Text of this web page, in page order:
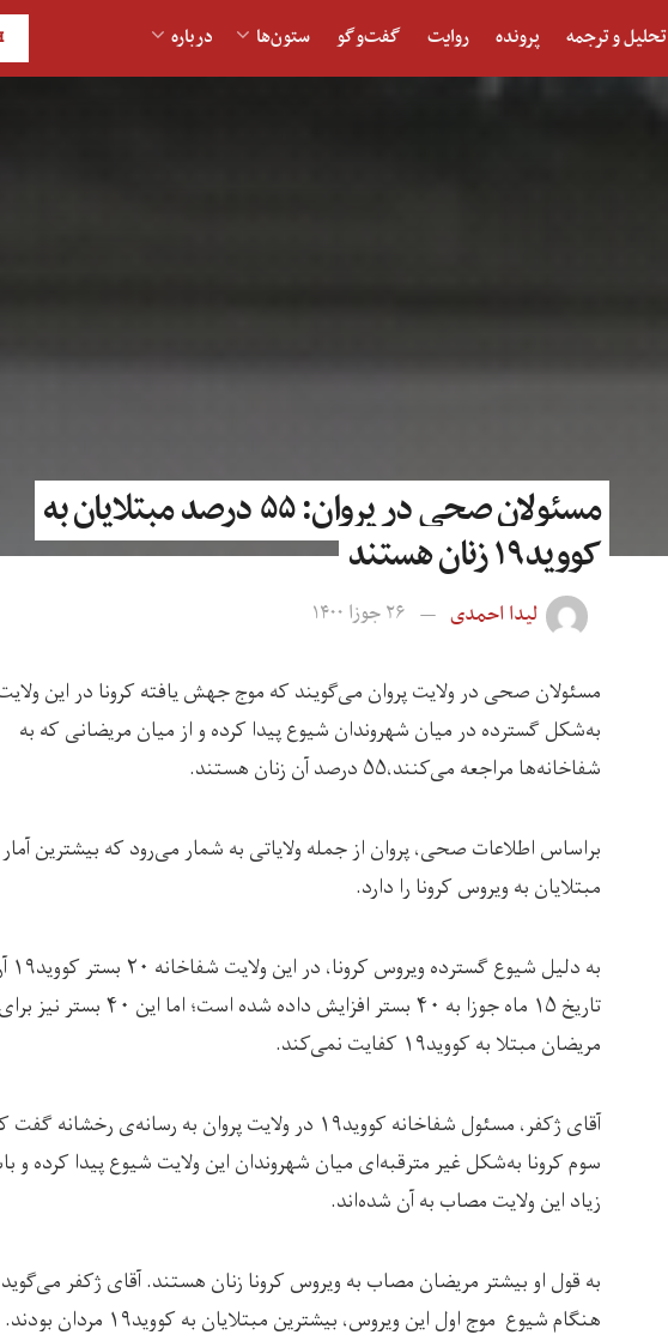
تحلیل و ترجمه پرونده روایت گفت‌و‎گو ستون‌ها درباره
مسئولان صحی در پروان: ۵۵ درصد مبتلایان به
کووید۱۹ زنان هستند
لیدا احمدی ۲۶ جوزا ۱۴۰۰
مسئولان صحی در ولایت پروان می‌گویند که موج جهش یافته کرونا در این
به‌شکل گسترده در میان شهروندان شیوع پیدا کرده و از میان مریضانی که به
شفاخانه‌ها مراجعه می‌کنند،۵۵ درصد آن زنان هستند.
براساس اطلاعات صحی، پروان از جمله ولایاتی به شمار می‌رود که بیشترین آمار
مبتلایان به ویروس کرونا را دارد.
به دلیل
تاریخ ۱۵ ماه جوزا به ۴۰ بستر افزایش داده شده است؛ اما این ۴۰ بستر
مریضان مبتلا به کووید۱۹ کفایت نمی‌کند.
آقای ژکفر، مسئول شفاخانه کووید۱۹ در ولایت پروان به رسانه‌ی
سوم کرونا به‌شکل غیر مترقبه‌ای میان شهروندان این ولایت شیوع پیدا کرده و
زیاد این ولایت مصاب به آن شده‌اند.
به قول او بیشتر مریضان مصاب به ویروس کرونا زنان هستند. آقای ژکفر
هنگام شیوع موج اول این ویروس، بیشترین مبتلایان به کووید۱۹ مردان بودند.